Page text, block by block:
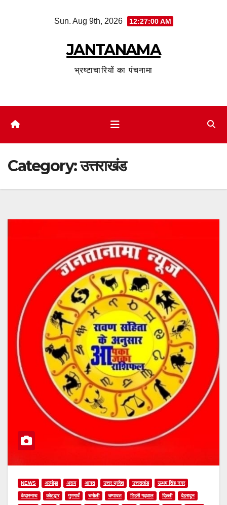
Sun. Aug 9th, 2026 12:27:02 AM
JANTANAMA
भ्रष्टाचारियों का पंचनामा
Category:उत्तराखंड
NEWS अल्मोड़ा असम आगरा उत्तर प्रदेश उत्तराखंड ऊधम सिंह नगर
केदारनाथ कोटद्वार गुणगावँ चमोली चम्पावत टिहरी गढ़वाल दिल्ली देहरादून